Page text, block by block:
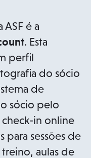
é a
. Esta
perfil
do sócio
de
sócio pelo
in online
para sessões de
aulas de